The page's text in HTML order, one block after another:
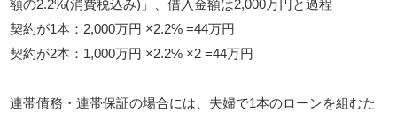
額の2.2%(消費税込み)」、借入金額は2,000万円と過程
契約が1本：2,000万円 ×2.2% =44万円
契約が2本：1,000万円 ×2.2% ×2 =44万円
連帯債務・連帯保証の場合には、夫婦で1本のローンを組むた